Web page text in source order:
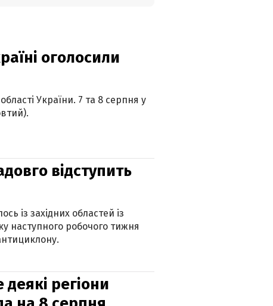
оголосили
України. 7 та 8 серпня у
відступить
із західних областей із
наступного робочого тижня
регіони